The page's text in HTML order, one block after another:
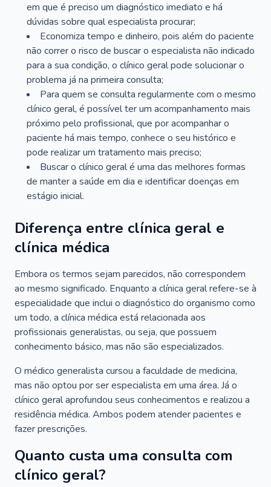
em que é preciso um diagnóstico imediato e há
dúvidas sobre qual especialista procurar;
Economiza tempo e dinheiro, pois além do paciente
não correr o risco de buscar o especialista não indicado
para a sua condição, o clínico geral pode solucionar o
problema já na primeira consulta;
Para quem se consulta regularmente com o mesmo
clínico geral, é possível ter um acompanhamento mais
próximo pelo profissional, que por acompanhar o
paciente há mais tempo, conhece o seu histórico e
pode realizar um tratamento mais preciso;
Buscar o clínico geral é uma das melhores formas
de manter a saúde em dia e identificar doenças em
estágio inicial.
Diferença entre clínica geral e
clínica médica
Embora os termos sejam parecidos, não correspondem
ao mesmo significado. Enquanto a clínica geral refere-se à
especialidade que inclui o diagnóstico do organismo como
um todo, a clínica médica está relacionada aos
profissionais generalistas, ou seja, que possuem
conhecimento básico, mas não são especializados.
O médico generalista cursou a faculdade de medicina,
mas não optou por ser especialista em uma área. Já o
clínico geral aprofundou seus conhecimentos e realizou a
residência médica. Ambos podem atender pacientes e
fazer prescrições.
Quanto custa uma consulta com
clínico geral?